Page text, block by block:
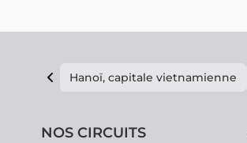
Hanoï, capitale vietnamienne
NOS CIRCUITS